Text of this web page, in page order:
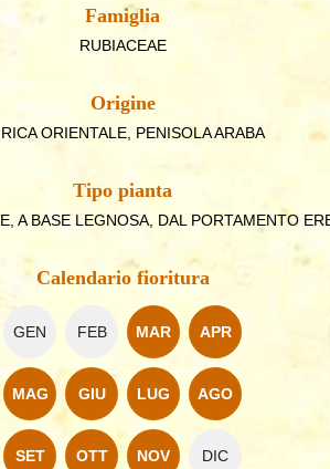
Famiglia
RUBIACEAE
Origine
ORIENTALE, PENISOLA ARABA
Tipo pianta
A BASE LEGNOSA, DAL PORTAMENTO
Calendario fioritura
GEN FEB MAR APR
MAG GIU LUG AGO
SET OTT NOV DIC